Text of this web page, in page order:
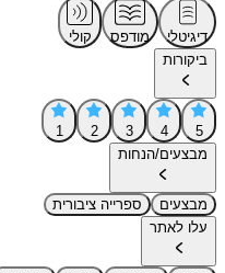
דיגיטלי מודפס
קולי
ביקורות
5
4
3
2
1
מבצעים/הנחות
מבצעים
ספרייה ציבורית
עלו לאתר